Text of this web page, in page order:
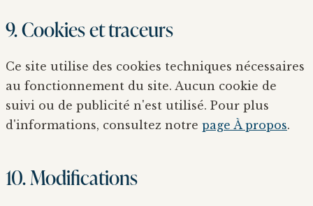
9. Cookies et traceurs
Ce site utilise des cookies techniques nécessaires
au fonctionnement du site. Aucun cookie de
suivi ou de publicité n'est utilisé. Pour plus
d'informations, consultez notre page À propos.
10. Modifications